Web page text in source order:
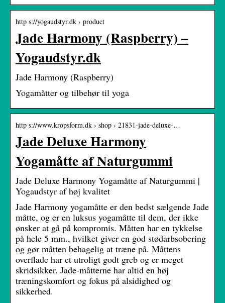
http s://yogaudstyr.dk › product
Jade Harmony (Raspberry) –
Yogaudstyr.dk
Jade Harmony (Raspberry)
Yogamåtter og tilbehør til yoga
http s://www.kropsform.dk › shop › 21831-jade-deluxe-…
Jade Deluxe Harmony
Yogamåtte af Naturgummi
Jade Deluxe Harmony Yogamåtte af Naturgummi |
Yogaudstyr af høj kvalitet
Jade Harmony yogamåtte er den bedst sælgende Jade
måtte, og er en luksus yogamåtte til dem, der ikke
ønsker at gå på kompromis. Måtten har en tykkelse
på hele 5 mm., hvilket giver en god stødarbsobering
og gør måtten behagelig at træne på. Måttens
overflade har et utroligt godt greb og er meget
skridsikker. Jade-måtterne har altid en høj
træningskomfort og fokus på alsidighed og
sikkerhed.